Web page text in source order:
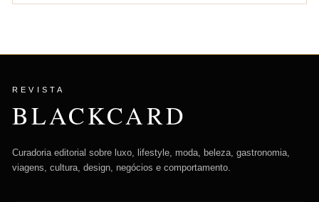
REVISTA
BLACKCARD
Curadoria editorial sobre luxo, lifestyle, moda, beleza, gastronomia,
viagens, cultura, design, negócios e comportamento.